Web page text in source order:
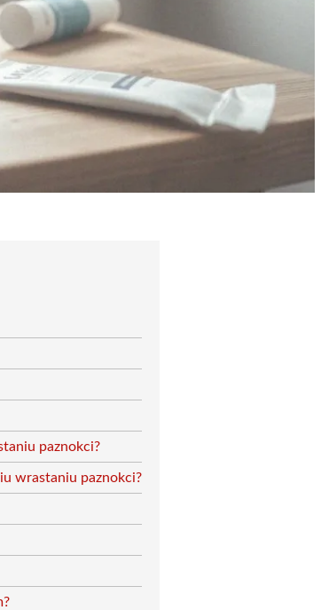
paznokci?
wrastaniu paznokci?